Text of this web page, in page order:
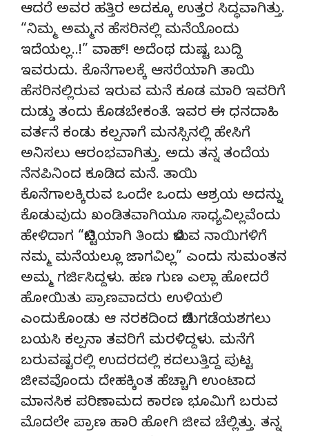
ಆದರೆ ಅವರ ಹತ್ತಿರ ಅದಕ್ಕೂ ಉತ್ತರ ಸಿದ್ಧವಾಗಿತ್ತು.
“ನಿಮ್ಮ ಅಮ್ಮನ ಹೆಸರಿನಲ್ಲಿ ಮನೆಯೊಂದು
ಇದೆಯಲ್ಲ..!” ವಾಹ್! ಅದೆಂಥ‌ ದುಷ್ಟ ಬುದ್ದಿ
ಇವರುದು. ಕೊನೆಗಾಲಕ್ಕೆ ಆಸರೆಯಾಗಿ ತಾಯಿ
ಹೆಸರಿನಲ್ಲಿರುವ ಇರುವ ಮನೆ ಕೂಡ ಮಾರಿ ಇವರಿಗೆ
ದುಡ್ಡು ತಂದು ಕೊಡಬೇಕಂತೆ. ಇವರ ಈ ಧನದಾಹಿ
ವರ್ತನೆ ಕಂಡು ಕಲ್ಪನಾಗೆ ಮನಸ್ಸಿನಲ್ಲಿ ಹೇಸಿಗೆ
ಅನಿಸಲು ಆರಂಭವಾಗಿತ್ತು. ಅದು ತನ್ನ ತಂದೆಯ
ನೆನಪಿನಿಂದ ಕೂಡಿದ ಮನೆ. ತಾಯಿ
ಕೊನೆಗಾಲಕ್ಕಿರುವ ಒಂದೇ ಒಂದು ಆಶ್ರಯ ಅದನ್ನು
ಕೊಡುವುದು ಖಂಡಿತವಾಗಿಯೂ ಸಾಧ್ಯವಿಲ್ಲವೆಂದು
ಹೇಳಿದಾಗ “ಬಿಟ್ಟಿಯಾಗಿ ತಿಂದು ಬಿಳುವ ನಾಯಿಗಳಿಗೆ
ನಮ್ಮ ಮನೆಯಲ್ಲೂ ಜಾಗವಿಲ್ಲ” ಎಂದು‌ ಸುಮಂತನ
ಅಮ್ಮ ಗರ್ಜಿಸಿದ್ದಳು. ಹಣ ಗುಣ ಎಲ್ಲಾ ಹೋದರೆ
ಹೋಯಿತು ಪ್ರಾಣವಾದರು ಉಳಿಯಲಿ
ಎಂದುಕೊಂಡು ಆ ನರಕದಿಂದ ಬಿಡುಗಡೆಯಶಗಲು
ಬಯಸಿ ಕಲ್ಪನಾ ತವರಿಗೆ ಮರಳಿದ್ದಳು. ಮನೆಗೆ
ಬರುವಷ್ಟರಲ್ಲಿ ಉದರದಲ್ಲಿ ಕದಲುತ್ತಿದ್ದ ಪುಟ್ಟ
ಜೀವವೊಂದು ದೇಹಕ್ಕಿಂತ ಹೆಚ್ಚಾಗಿ ಉಂಟಾದ
ಮಾನಸಿಕ ಪರಿಣಾಮದ ಕಾರಣ ಭೂಮಿಗೆ ಬರುವ
ಮೊದಲೇ ಪ್ರಾಣ ಹಾರಿ ಹೋಗಿ ಜೀವ ಚೆಲ್ಲಿತ್ತು. ತನ್ನ